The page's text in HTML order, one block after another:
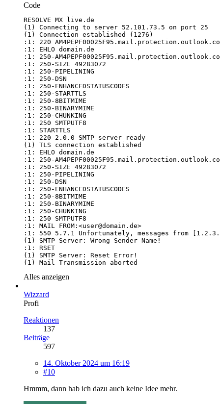
Code
(1) Mail Transmission aborted
Alles anzeigen
Wizzard
Profi
Reaktionen
137
Beiträge
597
14. Oktober 2024 um 16:19
#10
Hmmm, dann hab ich dazu auch keine Idee mehr.